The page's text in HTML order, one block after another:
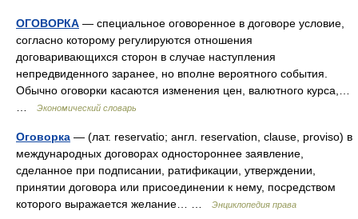
ОГОВОРКА — специальное оговоренное в договоре условие,
согласно которому регулируются отношения
договаривающихся сторон в случае наступления
непредвиденного заранее, но вполне вероятного события.
Обычно оговорки касаются изменения цен, валютного курса,…
Экономический словарь
Оговорка — (лат. reservatio; англ. reservation, clause, proviso) в
международных договорах одностороннее заявление,
сделанное при подписании, ратификации, утверждении,
принятии договора или присоединении к нему, посредством
которого выражается желание… …
Энциклопедия права